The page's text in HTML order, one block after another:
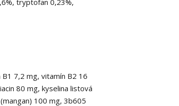
7,2 mg, vitamín B2 16
80 mg, kyselina listová
100 mg, 3b605